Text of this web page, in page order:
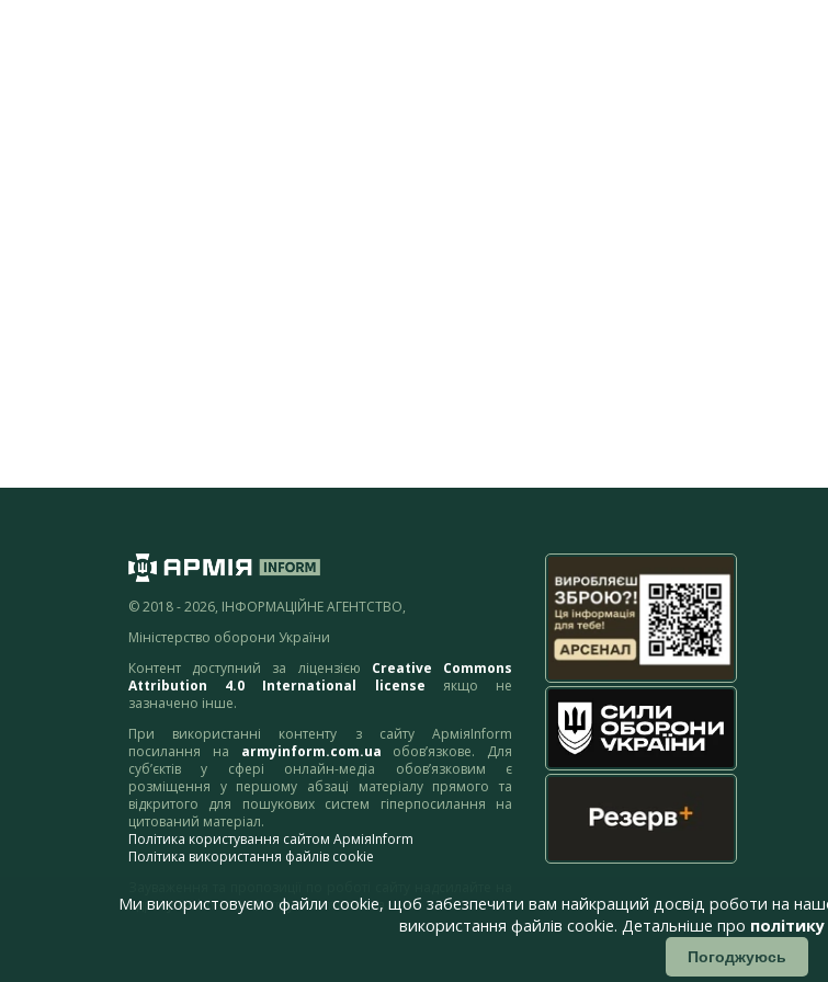
© 2018 - 2026, ІНФОРМАЦІЙНЕ АГЕНТСТВО,
Міністерство оборони України
Контент доступний за ліцензією Creative Commons
Attribution 4.0 International license якщо не
зазначено інше.
При використанні контенту з сайту АрміяInform
посилання на armyinform.com.ua обов’язкове. Для
суб’єктів у сфері онлайн-медіа обов’язковим є
розміщення у першому абзаці матеріалу прямого та
відкритого для пошукових систем гіперпосилання на
цитований матеріал.
Політика користування сайтом АрміяInform
Політика використання файлів cookie
адресу:webmaster@armyinform.com.ua
Ми використовуємо файли cookie, щоб забезпечити вам найкращий досвід роботи на
використання файлів cookie. Детальніше про
Погоджуюсь